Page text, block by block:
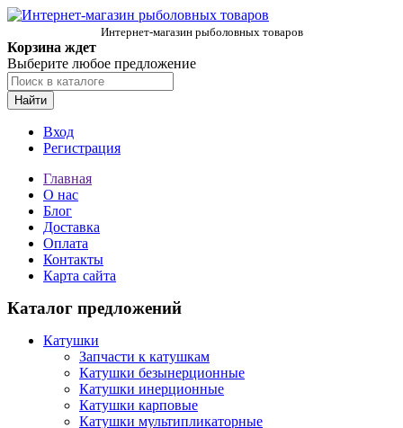
Интернет-магазин рыболовных товаров
Корзина ждет
Выберите любое предложение
Найти
Вход
Регистрация
Главная
О нас
Блог
Доставка
Оплата
Контакты
Карта сайта
Каталог предложений
Катушки
Запчасти к катушкам
Катушки безынерционные
Катушки инерционные
Катушки карповые
Катушки мультипликаторные